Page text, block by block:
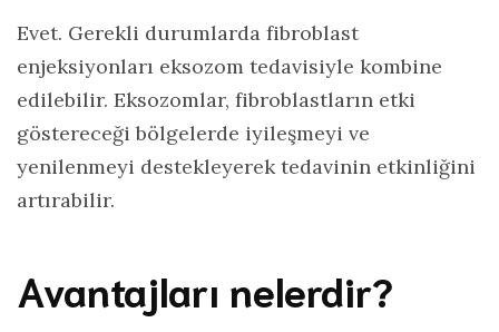
Evet. Gerekli durumlarda fibroblast
enjeksiyonları eksozom tedavisiyle kombine
edilebilir. Eksozomlar, fibroblastların etki
göstereceği bölgelerde iyileşmeyi ve
yenilenmeyi destekleyerek tedavinin etkinliğini
artırabilir.
Avantajları nelerdir?